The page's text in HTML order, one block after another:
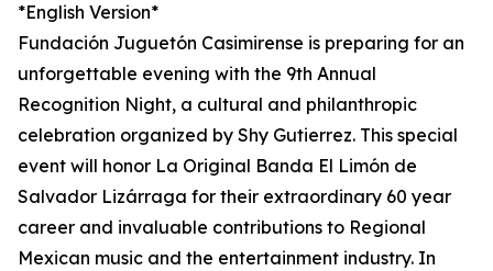
*English Version*
Fundación Juguetón Casimirense is preparing for an
unforgettable evening with the 9th Annual
Recognition Night, a cultural and philanthropic
celebration organized by Shy Gutierrez. This special
event will honor La Original Banda El Limón de
Salvador Lizárraga for their extraordinary 60 year
career and invaluable contributions to Regional
Mexican music and the entertainment industry. In